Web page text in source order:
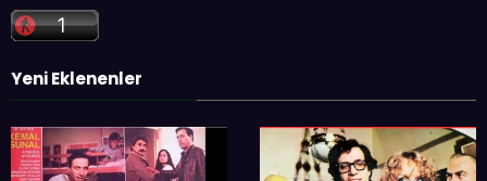
Yeni Eklenenler